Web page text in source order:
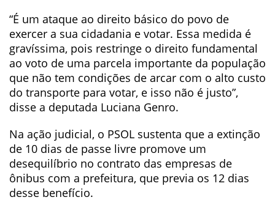
“É um ataque ao direito básico do povo de
exercer a sua cidadania e votar. Essa medida é
gravíssima, pois restringe o direito fundamental
ao voto de uma parcela importante da população
que não tem condições de arcar com o alto custo
do transporte para votar, e isso não é justo”,
disse a deputada Luciana Genro.
Na ação judicial, o PSOL sustenta que a extinção
de 10 dias de passe livre promove um
desequilíbrio no contrato das empresas de
ônibus com a prefeitura, que previa os 12 dias
desse benefício.